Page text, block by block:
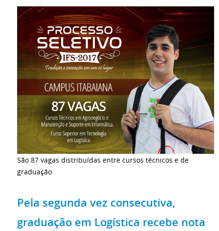
São 87 vagas distribuídas entre cursos técnicos e de
graduação
Pela segunda vez consecutiva,
graduação em Logística recebe nota